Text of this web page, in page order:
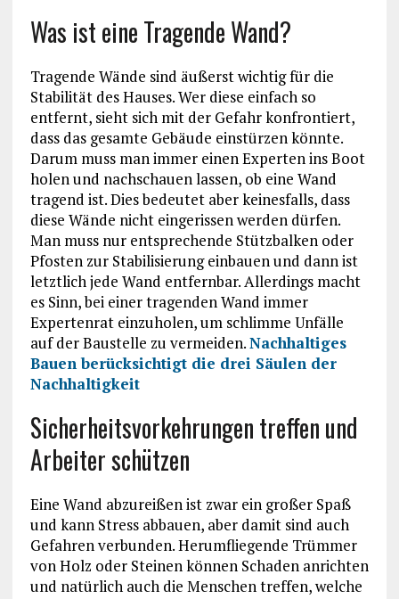
Was ist eine Tragende Wand?
Tragende Wände sind äußerst wichtig für die
Stabilität des Hauses. Wer diese einfach so
entfernt, sieht sich mit der Gefahr konfrontiert,
dass das gesamte Gebäude einstürzen könnte.
Darum muss man immer einen Experten ins Boot
holen und nachschauen lassen, ob eine Wand
tragend ist. Dies bedeutet aber keinesfalls, dass
diese Wände nicht eingerissen werden dürfen.
Man muss nur entsprechende Stützbalken oder
Pfosten zur Stabilisierung einbauen und dann ist
letztlich jede Wand entfernbar. Allerdings macht
es Sinn, bei einer tragenden Wand immer
Expertenrat einzuholen, um schlimme Unfälle
auf der Baustelle zu vermeiden.Nachhaltiges
Bauen berücksichtigt die drei Säulen der
Nachhaltigkeit
Sicherheitsvorkehrungen treffen und
Arbeiter schützen
Eine Wand abzureißen ist zwar ein großer Spaß
und kann Stress abbauen, aber damit sind auch
Gefahren verbunden. Herumfliegende Trümmer
von Holz oder Steinen können Schaden anrichten
und natürlich auch die Menschen treffen, welche